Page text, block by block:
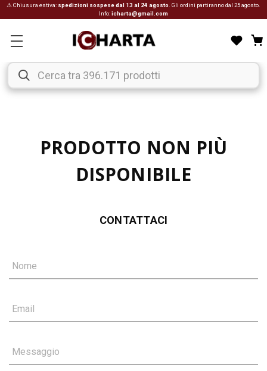
⚠ Chiusura estiva: spedizioni sospese dal 13 al 24 agosto . Gli ordini partiranno dal 25 agosto.
Info:icharta@gmail.com
PRODOTTO NON PIÙ
DISPONIBILE
CONTATTACI
Nome
Email
Messaggio